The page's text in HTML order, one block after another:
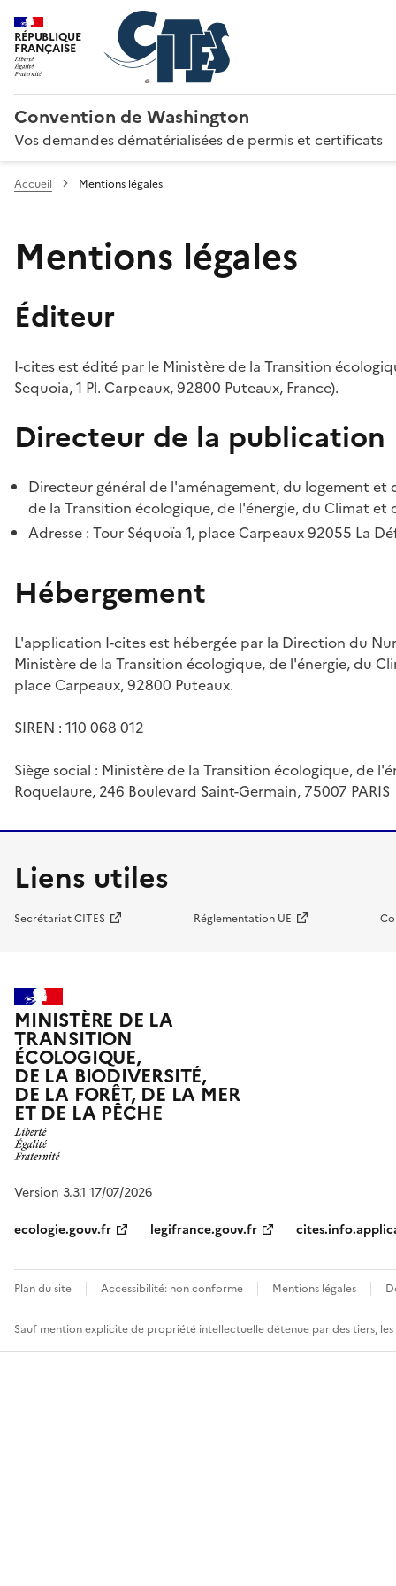
RÉPUBLIQUE
FRANÇAISE
Convention de Washington
Vos demandes dématérialisées de permis et certificats
Accueil Mentions légales
Mentions légales
Éditeur
I-cites est édité par le Ministère de la Transition
Sequoia, 1 Pl. Carpeaux, 92800 Puteaux, France).
Directeur de la publication
Directeur général de l'aménagement, du logement
de la Transition écologique, de l'énergie, du Climat et
Adresse : Tour Séquoïa 1, place Carpeaux 92055 La
Hébergement
L'application I-cites est hébergée par la Direction du
Ministère de la Transition écologique, de l'énergie, du
place Carpeaux, 92800 Puteaux.
SIREN : 110 068 012
Siège social : Ministère de la Transition écologique, de
Roquelaure, 246 Boulevard Saint-Germain, 75007 PARIS
Liens utiles
Secrétariat CITES Réglementation UE
MINISTÈRE DE LA
TRANSITION
ÉCOLOGIQUE,
DE LA BIODIVERSITÉ,
DE LA FORÊT, DE LA MER
ET DE LA PÊCHE
Version 3.3.1 17/07/2026
ecologie.gouv.fr
legifrance.gouv.fr
Plan du site Accessibilité: non conforme Mentions légales
Sauf mention explicite de propriété intellectuelle détenue par des tiers,